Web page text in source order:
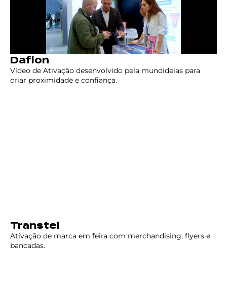
Daflon
Vídeo de Ativação desenvolvido pela mundideias para
criar proximidade e confiança.
Transtel
Ativação de marca em feira com merchandising, flyers e
bancadas.